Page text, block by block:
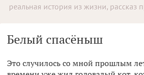
реальная история из жизни,
Белый спасёныш
Это случилось со мной прошлым